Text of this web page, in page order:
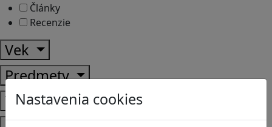
Nastavenia cookies
Články
Recenzie
Vek
Predmety
Témy